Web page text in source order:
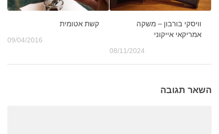
קשת אטומית
09/04/2016
וויסקי בורבון – משקה
אמריקאי אייקוני
08/11/2024
השאר תגובה